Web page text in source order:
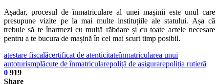
Așadar, procesul de înmatriculare al unei mașinii este unul care
presupune vizite pe la mai multe instituțiile ale statului. Așa că
trebuie să te înarmezi cu multă răbdare și cu toate actele necesare
pentru a te bucura de mașină în cel mai scurt timp posibil.
atestare fiscalăcertificat de atenticitateînmatricularea unui
autoturismplăcuțe de înmatricularepoliță de asigurarepoliția rutieră
0 919
Share